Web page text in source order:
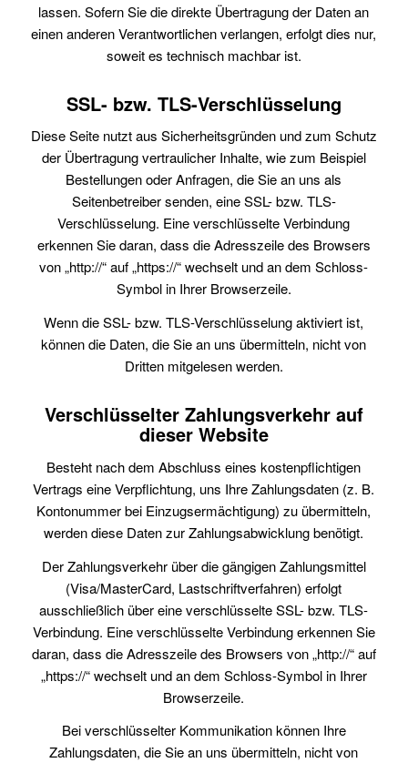
lassen. Sofern Sie die direkte Übertragung der Daten an
einen anderen Verantwortlichen verlangen, erfolgt dies nur,
soweit es technisch machbar ist.
SSL- bzw. TLS-Verschlüsselung
Diese Seite nutzt aus Sicherheitsgründen und zum Schutz
der Übertragung vertraulicher Inhalte, wie zum Beispiel
Bestellungen oder Anfragen, die Sie an uns als
Seitenbetreiber senden, eine SSL- bzw. TLS-
Verschlüsselung. Eine verschlüsselte Verbindung
erkennen Sie daran, dass die Adresszeile des Browsers
von „http://“ auf „https://“ wechselt und an dem Schloss-
Symbol in Ihrer Browserzeile.
Wenn die SSL- bzw. TLS-Verschlüsselung aktiviert ist,
können die Daten, die Sie an uns übermitteln, nicht von
Dritten mitgelesen werden.
Verschlüsselter Zahlungsverkehr auf
dieser Website
Besteht nach dem Abschluss eines kostenpflichtigen
Vertrags eine Verpflichtung, uns Ihre Zahlungsdaten (z. B.
Kontonummer bei Einzugsermächtigung) zu übermitteln,
werden diese Daten zur Zahlungsabwicklung benötigt.
Der Zahlungsverkehr über die gängigen Zahlungsmittel
(Visa/MasterCard, Lastschriftverfahren) erfolgt
ausschließlich über eine verschlüsselte SSL- bzw. TLS-
Verbindung. Eine verschlüsselte Verbindung erkennen Sie
daran, dass die Adresszeile des Browsers von „http://“ auf
„https://“ wechselt und an dem Schloss-Symbol in Ihrer
Browserzeile.
Bei verschlüsselter Kommunikation können Ihre
Zahlungsdaten, die Sie an uns übermitteln, nicht von